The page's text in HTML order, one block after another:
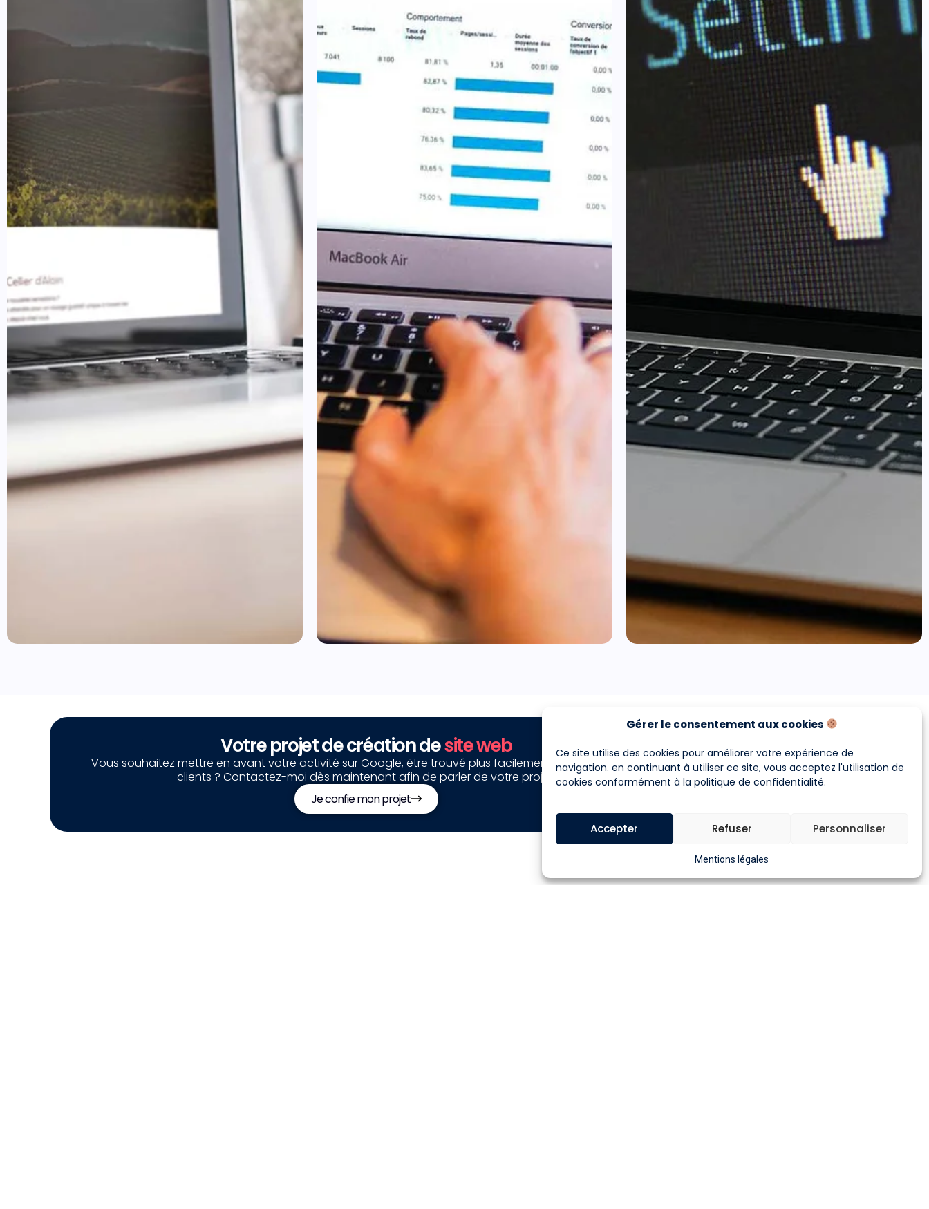
Gérer le consentement aux cookies
Ce site utilise des cookies pour améliorer votre expérience de
navigation. en continuant à utiliser ce site, vous acceptez l'utilisation de
cookies conformément à la politique de confidentialité.
Accepter Refuser Personnaliser
Mentions légales
Votre projet de création desite web
Vous souhaitez mettre en avant votre activité sur Google, être trouvé plus facilement et attirer plus de
clients ? Contactez-moi dès maintenant afin de parler de votre projet.
Je confie mon projet